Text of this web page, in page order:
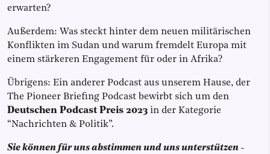
erwarten?
Außerdem: Was steckt hinter dem neuen militärischen
Konflikten im Sudan und warum fremdelt Europa mit
einem stärkeren Engagement für oder in Afrika?
Übrigens: Ein anderer Podcast aus unserem Hause, der
The Pioneer Briefing Podcast bewirbt sich um den
Deutschen Podcast Preis 2023 in der Kategorie
“Nachrichten & Politik”.
Sie können für uns abstimmen und uns unterstützen -